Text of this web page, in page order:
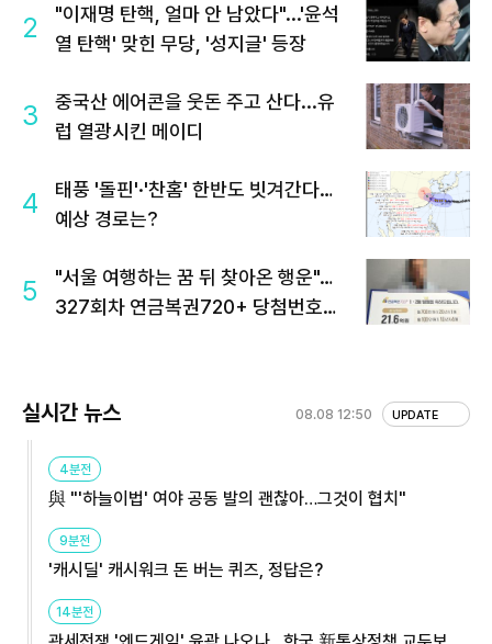
2
"이재명 탄핵, 얼마 안 남았다"...'윤석
열 탄핵' 맞힌 무당, '성지글' 등장
3
중국산 에어콘을 웃돈 주고 산다...유
럽 열광시킨 메이디
4
태풍 '돌핀'·'찬홈' 한반도 빗겨간다…
예상 경로는?
5
"서울 여행하는 꿈 뒤 찾아온 행운"…
327회차 연금복권720+ 당첨번호조
실시간 뉴스 08.08 12:50 UPDATE
4분전
與 "'하늘이법' 여야 공동 발의 괜찮아…그것이 협치"
9분전
'캐시딜' 캐시워크 돈 버는 퀴즈, 정답은?
14분전